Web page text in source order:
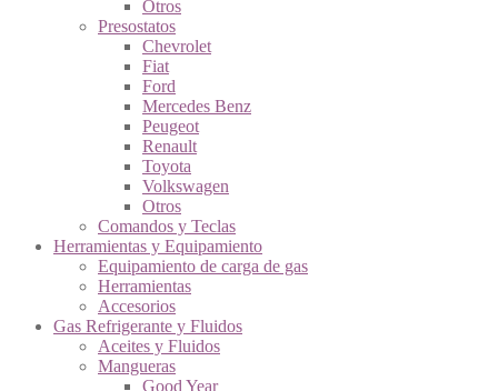
Otros
Presostatos
Chevrolet
Fiat
Ford
Mercedes Benz
Peugeot
Renault
Toyota
Volkswagen
Otros
Comandos y Teclas
Herramientas y Equipamiento
Equipamiento de carga de gas
Herramientas
Accesorios
Gas Refrigerante y Fluidos
Aceites y Fluidos
Mangueras
Good Year